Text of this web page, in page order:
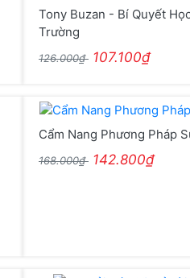
Tony Buzan - Bí Quyết
Trường
126.000₫ 107.100₫
Cẩm Nang Phương Pháp
168.000₫ 142.800₫